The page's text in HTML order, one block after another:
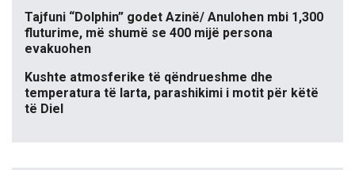
Tajfuni “Dolphin” godet Azinë/ Anulohen mbi 1,300
fluturime, më shumë se 400 mijë persona
evakuohen
Kushte atmosferike të qëndrueshme dhe
temperatura të larta, parashikimi i motit për këtë
të Diel